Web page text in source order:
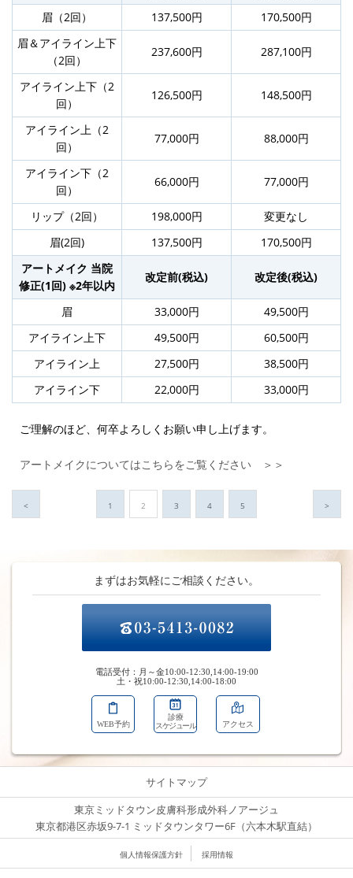
眉（2回）
137,500円
170,500円
眉＆アイライン上下
（2回）
237,600円 287,100円
アイライン上下（2
回）
126,500円 148,500円
アイライン上（2
回）
77,000円 88,000円
アイライン下（2
回）
66,000円 77,000円
リップ（2回） 198,000円
変更なし
眉(2回)
137,500円
170,500円
アートメイク 当院
修正(1回) ※2年以内
改定前(税込) 改定後(税込)
眉 33,000円
49,500円
アイライン上下
49,500円
60,500円
アイライン上
27,500円
38,500円
アイライン下
22,000円 33,000円
ご理解のほど、何卒よろしくお願い申し上げます。
アートメイクについてはこちらをご覧ください ＞＞
< 1 2 3 4 5 >
まずはお気軽にご相談ください。
電話受付：月～金10:00-12:30,14:00-19:00
土・祝10:00-12:30,14:00-18:00
WEB予約
診療
スケジュール
アクセス
サイトマップ
東京ミッドタウン皮膚科形成外科ノアージュ
東京都港区赤坂9-7-1 ミッドタウンタワー6F（六本木駅直結）
個人情報保護方針 採用情報